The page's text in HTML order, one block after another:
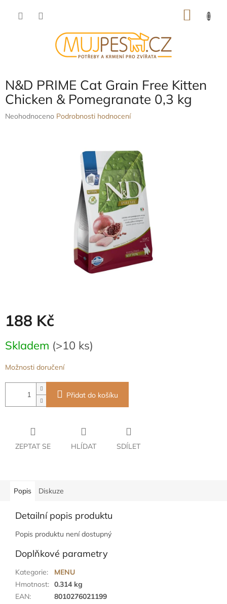
N&D PRIME Cat Grain Free Kitten
Chicken & Pomegranate 0,3 kg
Průměrné
Neohodnoceno Podrobnosti hodnocení
188 Kč
cena:
Skladem (>10 ks)
Možnosti doručení
Přidat do košíku
ZEPTAT SE HLÍDAT SDÍLET
Popis Diskuze
Detailní popis produktu
Popis produktu není dostupný
Doplňkové parametry
Kategorie:
MENU
Hmotnost: 0.314 kg
EAN: 8010276021199